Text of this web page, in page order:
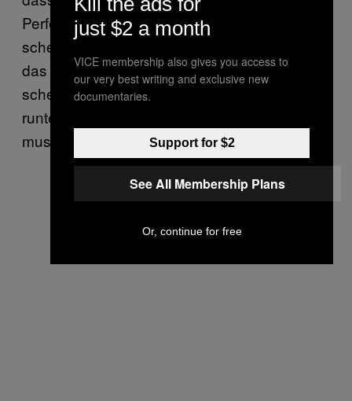
Perfektionist, fürchte mich deshalb davor, zu
scheitern oder Leute zu enttäuschen. Erst
das Slacklinen hat mir gezeigt: Es ist OK zu
scheitern. Am Anfang fällt man andauernd
runter und auch später ist das normal. Man
muss mit Misserfolgen umgehen können.
just $2 a month
VICE membership also gives you access to
our very best writing and exclusive new
documentaries.
Support for $2
See All Membership Plans
Or, continue for free